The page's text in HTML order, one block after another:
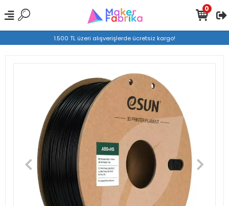
1.500 TL üzeri alışverişlerde ücretsiz kargo!
0